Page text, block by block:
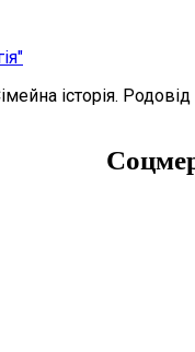
історія. Родовід